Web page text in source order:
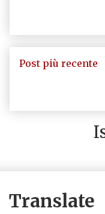
Post più recente
Translate